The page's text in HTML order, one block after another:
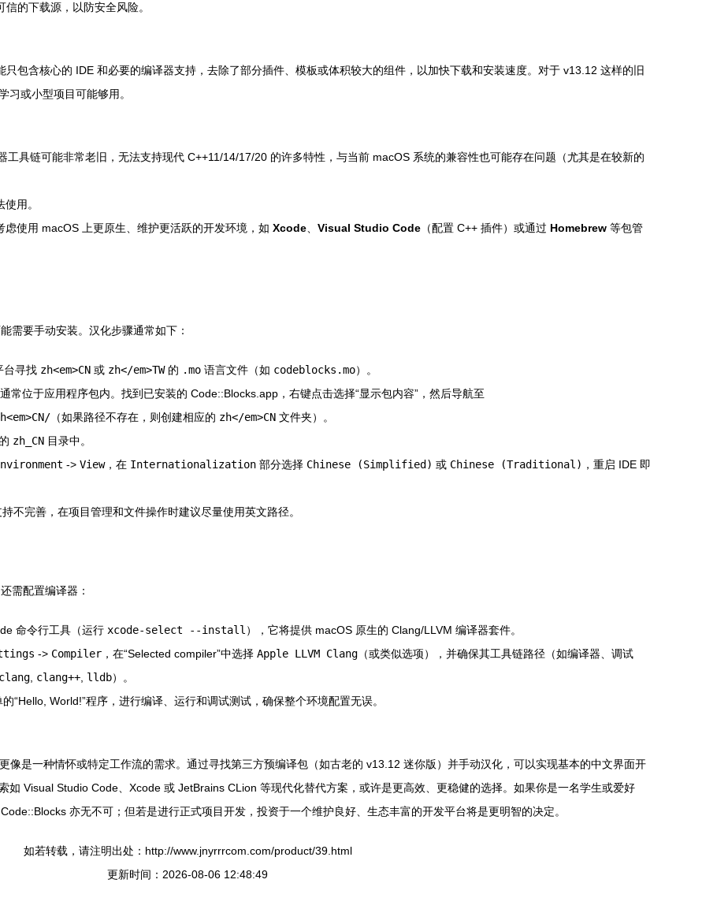
的下载源，以防安全风险。
只包含核心的 IDE 和必要的编译器支持，去除了部分插件、模板或体积较大的组件，以加快下载和安装速度。对于 v13.12 这样的旧
习或小型项目可能够用。
工具链可能非常老旧，无法支持现代 C++11/14/17/20 的许多特性，与当前 macOS 系统的兼容性也可能存在问题（尤其是在较新的
用。
虑使用 macOS 上更原生、维护更活跃的开发环境，如 Xcode Visual Studio Code （配置 C++ 插件）或通过 Homebrew 等包管
需要手动安装。汉化步骤通常如下：
台寻找 zh<em>CN 或 zh</em>TW的 .mo 语言文件（如 codeblocks.mo）。
常位于应用程序包内。找到已安装的 Code::Blocks.app，右键点击选择“显示包内容”，然后导航至
（如果路径不存在，则创建相应的 zh</em>CN 文件夹）。
zh_CN 目录中。
-> View，在 Internationalization 部分选择 Chinese (Simplified) 或 Chinese (Traditional) ，重启 IDE 即
不完善，在项目管理和文件操作时建议尽量使用英文路径。
需配置编译器：
命令行工具（运行 xcode-select --install ），它将提供 macOS 原生的 Clang/LLVM 编译器套件。
-> Compiler ，在“Selected compiler”中选择 Apple LLVM Clang （或类似选项），并确保其工具链路径（如编译器、调试
clang clang++ lldb）。
“Hello, World!”程序，进行编译、运行和调试测试，确保整个环境配置无误。
像是一种情怀或特定工作流的需求。通过寻找第三方预编译包（如古老的 v13.12 迷你版）并手动汉化，可以实现基本的中文界面开
如 Visual Studio Code、Xcode 或 JetBrains CLion 等现代化替代方案，或许是更高效、更稳健的选择。如果你是一名学生或爱好
亦无不可；但若是进行正式项目开发，投资于一个维护良好、生态丰富的开发平台将是更明智的决定。
如若转载，请注明出处：http://www.jnyrrrcom.com/product/39.html
更新时间：2026-08-06 12:48:49